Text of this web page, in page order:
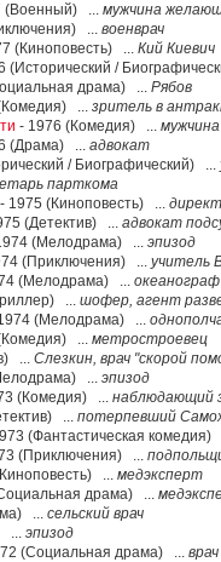
(Военный) ... мужчина
... военврач
(Киноповесть) ... Кий Киевич
(Исторический /
драма) ... Рябов
... зритель в
- 1976 (Комедия) ...
(Драма) ... адвокат
/ Биографический) ...
парткома
- 1975 (Киноповесть) ...
(Детектив) ... адвокат
(Мелодрама) ... эпизод
(Приключения) ... учитель
(Мелодрама) ... океанограф
... шофер, агент
(Мелодрама) ...
... метростроевец
... Слезкин, врач "скорой
... эпизод
(Комедия) ... наблюдающий
... потерпевший
(Фантастическая комедия)
(Приключения) ...
... медэксперт
драма) ...
... сельский врач
... эпизод
(Социальная драма) ... врач